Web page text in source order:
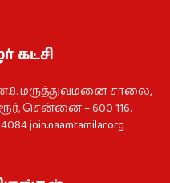
கட்சி
மருத்துவமனை சாலை,
சென்னை – 600 116.
join.naamtamilar.org